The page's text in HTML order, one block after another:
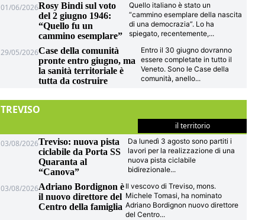
01/06/2026Rosy Bindi sul voto
del 2 giugno 1946:
“Quello fu un
cammino esemplare”
Quello italiano è stato un
“cammino esemplare della nascita
di una democrazia”. Lo ha
spiegato, recentemente,...
29/05/2026Case della comunità
pronte entro giugno, ma
la sanità territoriale è
tutta da costruire
Entro il 30 giugno dovranno
essere completate in tutto il
Veneto. Sono le Case della
comunità, anello...
TREVISO
il territorio
03/08/2026Treviso: nuova pista
ciclabile da Porta SS
Quaranta al
“Canova”
Da lunedì 3 agosto sono partiti i
lavori per la realizzazione di una
nuova pista ciclabile
bidirezionale...
03/08/2026Adriano Bordignon è
il nuovo direttore del
Centro della famiglia
Il vescovo di Treviso, mons.
Michele Tomasi, ha nominato
Adriano Bordignon nuovo direttore
del Centro...